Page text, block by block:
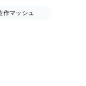
作マッシュ